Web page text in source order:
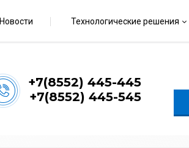
Новости Технологические решения
+7(8552) 445-445
+7(8552) 445-545